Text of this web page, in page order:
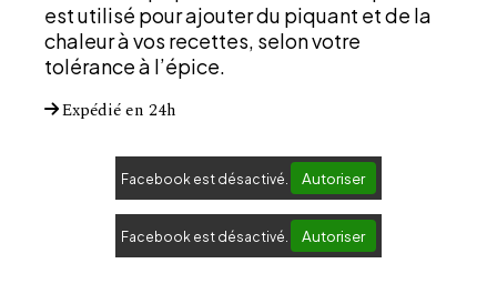
est utilisé pour ajouter du piquant et de la
chaleur à vos recettes, selon votre
tolérance à l’épice.
Expédié en 24h
Facebook est désactivé. Autoriser
Facebook est désactivé. Autoriser